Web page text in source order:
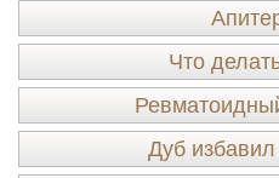
Что
Дуб